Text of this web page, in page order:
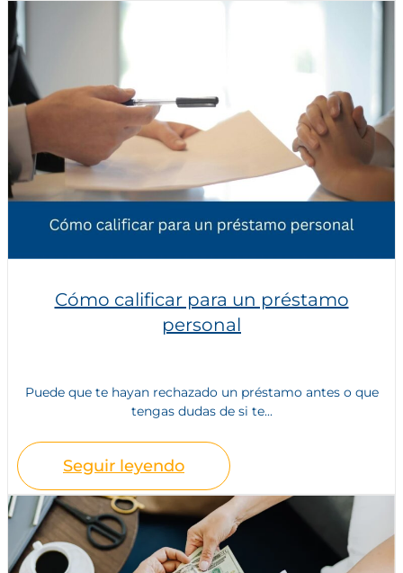
Cómo calificar para un préstamo
personal
Puede que te hayan rechazado un préstamo antes o que
tengas dudas de si te...
Seguir leyendo